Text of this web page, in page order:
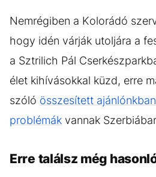
Nemrégiben a Kolorádó
hogy idén várják utoljára a
a Sztrilich Pál
élet kihívásokkal küzd, erre
szóló összesített ajánlónkban
problémák vannak
Erre találsz még